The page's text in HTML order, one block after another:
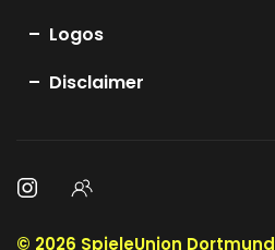
Logos
Disclaimer
© 2026 SpieleUnion Dortmund